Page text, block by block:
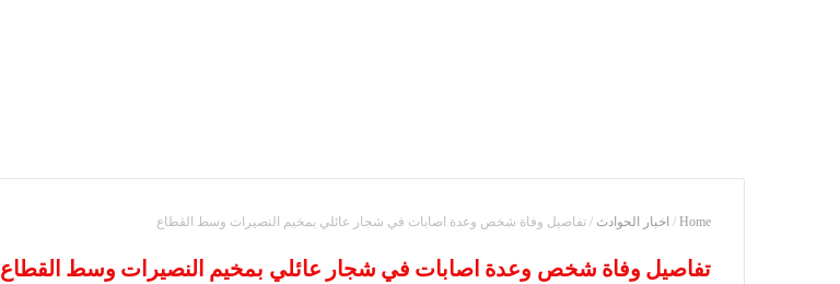
Home
/ اخبار الحوادث / تفاصيل وفاة شخص وعدة اصابات في شجار عائلي بمخيم النصيرات وسط القطاع
تفاصيل وفاة شخص وعدة اصابات في شجار عائلي بمخيم النصيرات وسط القطاع